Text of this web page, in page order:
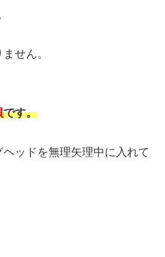
せん。
です。
ッドを無理矢理中に入れて